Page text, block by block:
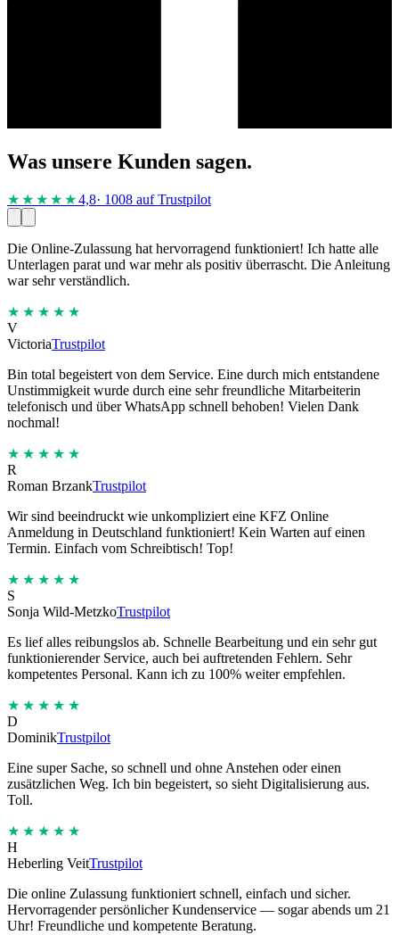
Was unsere Kunden sagen.
★★★★ ★4,8· 1008 auf Trustpilot
Die Online-Zulassung hat hervorragend funktioniert! Ich hatte alle
Unterlagen parat und war mehr als positiv überrascht. Die Anleitung
war sehr verständlich.
★★★★★
V
VictoriaTrustpilot
Bin total begeistert von dem Service. Eine durch mich entstandene
Unstimmigkeit wurde durch eine sehr freundliche Mitarbeiterin
telefonisch und über WhatsApp schnell behoben! Vielen Dank
nochmal!
★★★★★
R
Roman BrzankTrustpilot
Wir sind beeindruckt wie unkompliziert eine KFZ Online
Anmeldung in Deutschland funktioniert! Kein Warten auf einen
Termin. Einfach vom Schreibtisch! Top!
★★★★★
S
Sonja Wild-MetzkoTrustpilot
Es lief alles reibungslos ab. Schnelle Bearbeitung und ein sehr gut
funktionierender Service, auch bei auftretenden Fehlern. Sehr
kompetentes Personal. Kann ich zu 100% weiter empfehlen.
★★★★★
D
DominikTrustpilot
Eine super Sache, so schnell und ohne Anstehen oder einen
zusätzlichen Weg. Ich bin begeistert, so sieht Digitalisierung aus.
Toll.
★★★★★
H
Heberling VeitTrustpilot
Die online Zulassung funktioniert schnell, einfach und sicher.
Hervorragender persönlicher Kundenservice — sogar abends um 21
Uhr! Freundliche und kompetente Beratung.